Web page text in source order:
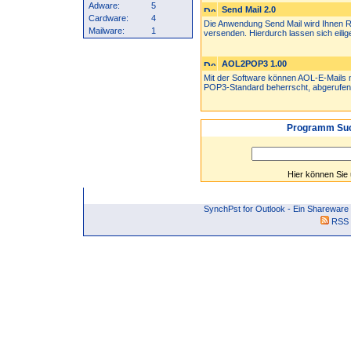
Adware:
5
Cardware:
4
Mailware:
1
Send Mail 2.0
Die Anwendung Send Mail wird Ihnen
versenden. Hierdurch lassen sich
AOL2POP3 1.00
Mit der Software können AOL-E-Mails
POP3-Standard beherrscht,
Programm
Hier können
SynchPst for Outlook - Ein